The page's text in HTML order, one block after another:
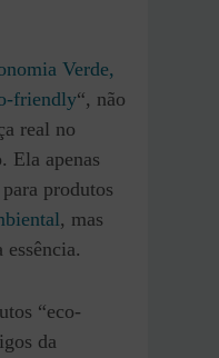
Verde,
friendly“, não
real no
Ela apenas
produtos
, mas
essência.
“eco-
da